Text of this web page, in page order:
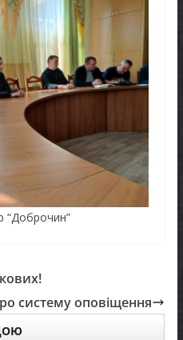
“Доброчин”
систему оповіщення